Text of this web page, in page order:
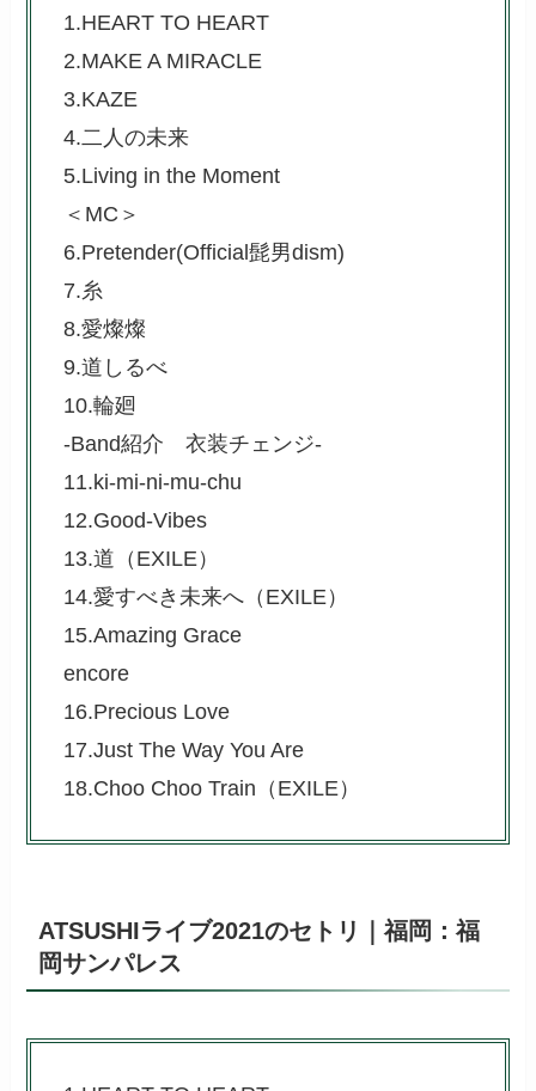
1.HEART TO HEART
2.MAKE A MIRACLE
3.KAZE
4.二人の未来
5.Living in the Moment
＜MC＞
6.Pretender(Official髭男dism)
7.糸
8.愛燦燦
9.道しるべ
10.輪廻
-Band紹介 衣装チェンジ-
11.ki-mi-ni-mu-chu
12.Good-Vibes
13.道（EXILE）
14.愛すべき未来へ（EXILE）
15.Amazing Grace
encore
16.Precious Love
17.Just The Way You Are
18.Choo Choo Train（EXILE）
ATSUSHIライブ2021のセトリ｜福岡：福
岡サンパレス